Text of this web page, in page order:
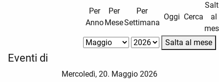
Per
Anno
Per
Mese
Per
Settimana
Oggi Cerca
al
Salta al mese
Eventi di
Mercoledì, 20. Maggio 2026